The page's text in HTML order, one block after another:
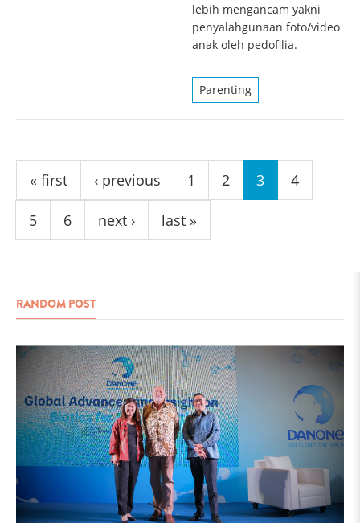
lebih mengancam yakni
penyalahgunaan foto/video
anak oleh pedofilia.
Parenting
Pages
« first ‹ previous 1 2 3 4
5 6 next › last »
RANDOM POST